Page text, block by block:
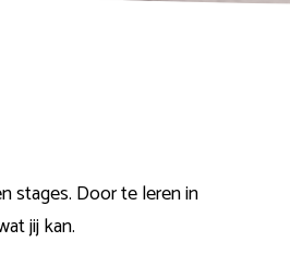
stages. Door te leren in
jij kan.